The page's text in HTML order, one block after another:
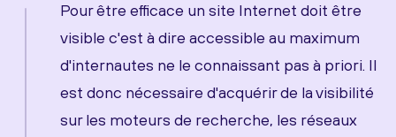
Pour être efficace un site Internet doit être
visible c'est à dire accessible au maximum
d'internautes ne le connaissant pas à priori. Il
est donc nécessaire d'acquérir de la visibilité
sur les moteurs de recherche, les réseaux